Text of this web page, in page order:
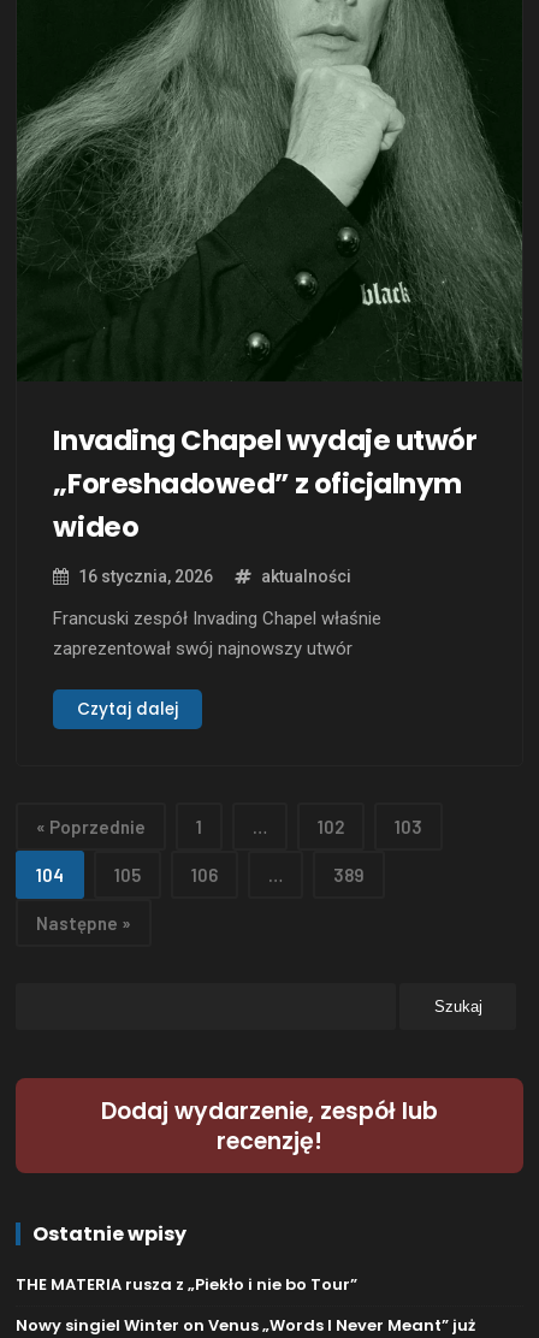
Invading Chapel wydaje utwór
„Foreshadowed” z oficjalnym
wideo
16 stycznia, 2026 aktualności
Francuski zespół Invading Chapel właśnie
zaprezentował swój najnowszy utwór
wydanie niezależne. Nowy singiel zyskał również
Za projekt Invading Chapel odpowiada Loïc
Malassagne, który …
Czytaj dalej
« Poprzednie 1 … 102 103
104 105 106 … 389
Następne »
Dodaj wydarzenie, zespół lub
recenzję!
Ostatnie wpisy
THE MATERIA rusza z „Piekło i nie bo Tour”
Nowy singiel Winter on Venus „Words I Never Meant” już